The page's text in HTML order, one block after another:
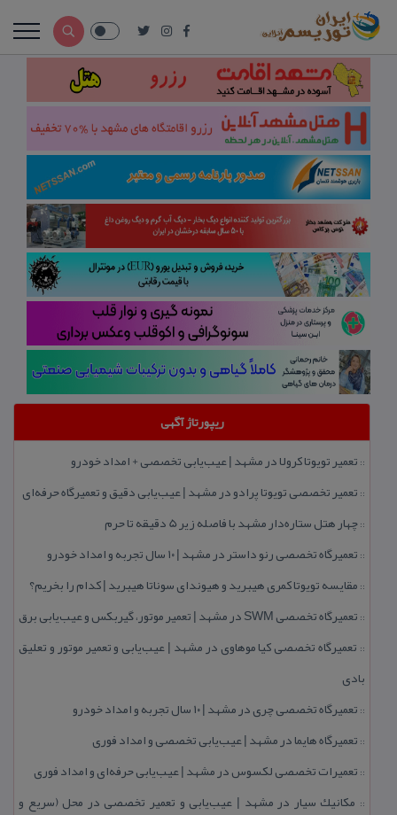
ریپورتاژ آگهی
:: تعمیر تویوتا كرولا در مشهد | عیب‌یابی تخصصی + امداد خودرو
:: تعمیر تخصصی تویوتا پرادو در مشهد | عیب‌یابی دقیق و تعمیرگاه حرفه‌ای
::چهار هتل‌ ستاره‌دار مشهد با فاصله زیر 5 دقیقه تا حرم
:: تعمیرگاه تخصصی رنو داستر در مشهد | ۱۰ سال تجربه و امداد خودرو
:: مقایسه تویوتا كمری هیبرید و هیوندای سوناتا هیبرید | كدام را بخریم؟
:: تعمیرگاه تخصصی SWM در مشهد | تعمیر موتور، گیربكس و عیب‌یابی برق
:: تعمیرگاه تخصصی كیا موهاوی در مشهد | عیب‌یابی و تعمیر موتور و تعلیق
بادی
:: تعمیرگاه تخصصی چری در مشهد | ۱۰ سال تجربه و امداد خودرو
:: تعمیرگاه هایما در مشهد | عیب‌یابی تخصصی و امداد فوری
:: تعمیرات تخصصی لكسوس در مشهد | عیب‌یابی حرفه‌ای و امداد فوری
:: مكانیك سیار در مشهد | عیب‌یابی و تعمیر تخصصی در محل (سریع و